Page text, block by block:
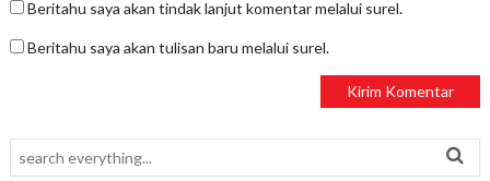
Beritahu saya akan tindak lanjut komentar melalui surel.
Beritahu saya akan tulisan baru melalui surel.